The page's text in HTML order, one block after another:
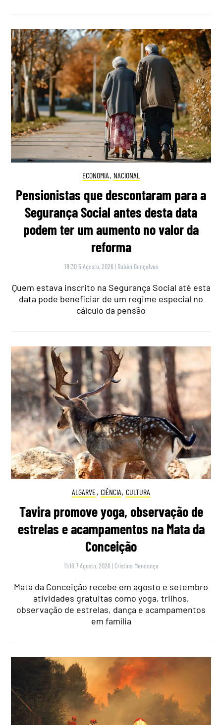
ECONOMIA , NACIONAL
Pensionistas que descontaram para a
Segurança Social antes desta data
podem ter um aumento no valor da
reforma
18:30 5 Agosto, 2026 | Rubén Gonçalves
Quem estava inscrito na Segurança Social até esta
data pode beneficiar de um regime especial no
cálculo da pensão
ALGARVE, CIÊNCIA, CULTURA
Tavira promove yoga, observação de
estrelas e acampamentos na Mata da
Conceição
11:16 7 Agosto, 2026 | Cristina Mendonça
Mata da Conceição recebe em agosto e setembro
atividades gratuitas como yoga, trilhos,
observação de estrelas, dança e acampamentos
em família